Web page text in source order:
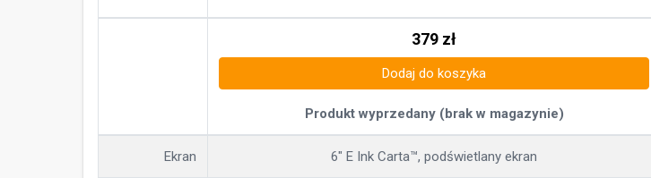
379 zł
Dodaj do koszyka
Produkt wyprzedany (brak w magazynie)
Ekran 6" E Ink Carta™, podświetlany ekran